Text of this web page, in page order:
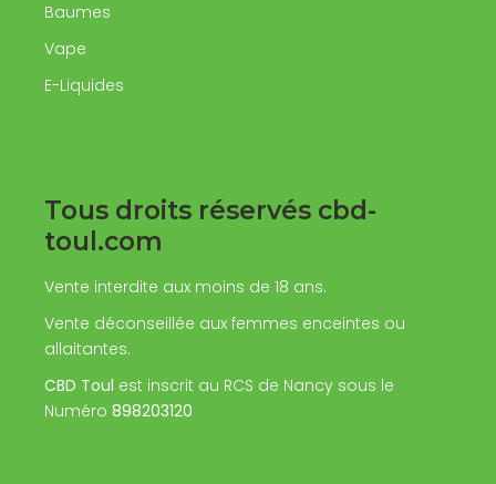
Baumes
Vape
E-Liquides
Tous droits réservés cbd-
toul.com
Vente interdite aux moins de 18 ans.
Vente déconseillée aux femmes enceintes ou
allaitantes.
CBD Toul est inscrit au RCS de Nancy sous le
Numéro898203120